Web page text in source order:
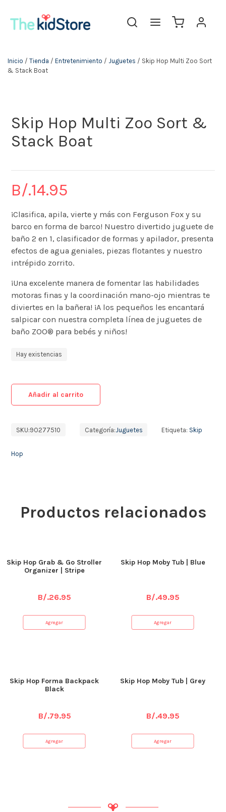
Inicio / Tienda / Entretenimiento / Juguetes / Skip Hop Multi Zoo Sort
& Stack Boat
Skip Hop Multi Zoo Sort &
Stack Boat
B/.14.95
¡Clasifica, apila, vierte y más con Ferguson Fox y su
barco en forma de barco! Nuestro divertido juguete de
baño 2 en 1, clasificador de formas y apilador, presenta
efectos de agua geniales, piezas flotantes y nuestro
intrépido zorrito.
¡Una excelente manera de fomentar las habilidades
motoras finas y la coordinación mano-ojo mientras te
diviertes en la bañera! ¡A los pequeños les encantará
salpicar con nuestra completa línea de juguetes de
baño ZOO® para bebés y niños!
Hay existencias
Añadir al carrito
SKU:9O277510 Categoría:Juguetes Etiqueta: Skip
Hop
Productos relacionados
Skip Hop Grab & Go Stroller
Organizer | Stripe
B/.26.95
Agregar
Skip Hop Moby Tub | Blue
B/.49.95
Agregar
Skip Hop Forma Backpack
Black
B/.79.95
Agregar
Skip Hop Moby Tub | Grey
B/.49.95
Agregar